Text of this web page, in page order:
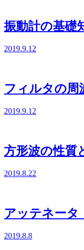
振動計の基礎
2019.9.12
フィルタの周
2019.9.12
方形波の性質
2019.8.22
アッテネータ
2019.8.8